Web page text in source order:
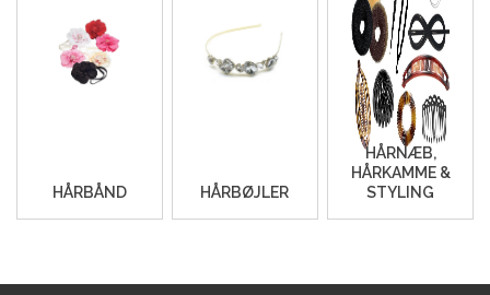
HÅRBÅND HÅRBØJLER
HÅRNÆB,
HÅRKAMME &
STYLING